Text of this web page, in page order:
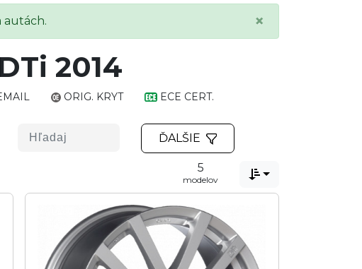
autách. ×
2014
ORIG. KRYT ECE CERT.
ĎALŠIE
5
modelov 